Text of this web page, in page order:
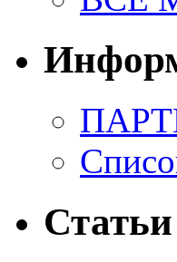
Статьи